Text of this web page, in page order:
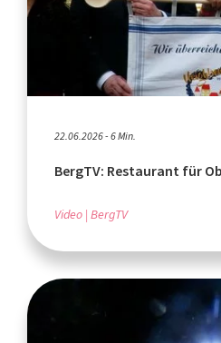
22.06.2026 - 6 Min.
BergTV: Restaurant für
Video BergTV